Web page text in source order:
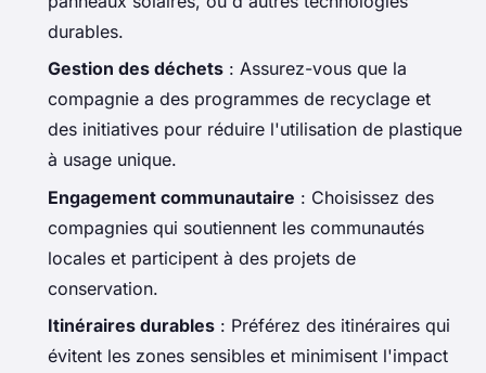
durables.
Gestion des déchets : Assurez-vous que la
compagnie a des programmes de recyclage et
des initiatives pour réduire l'utilisation de plastique
à usage unique.
Engagement communautaire : Choisissez des
compagnies qui soutiennent les communautés
locales et participent à des projets de
conservation.
Itinéraires durables : Préférez des itinéraires qui
évitent les zones sensibles et minimisent l'impact